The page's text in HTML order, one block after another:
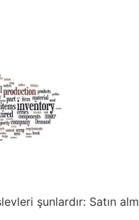
şunlardır: Satın